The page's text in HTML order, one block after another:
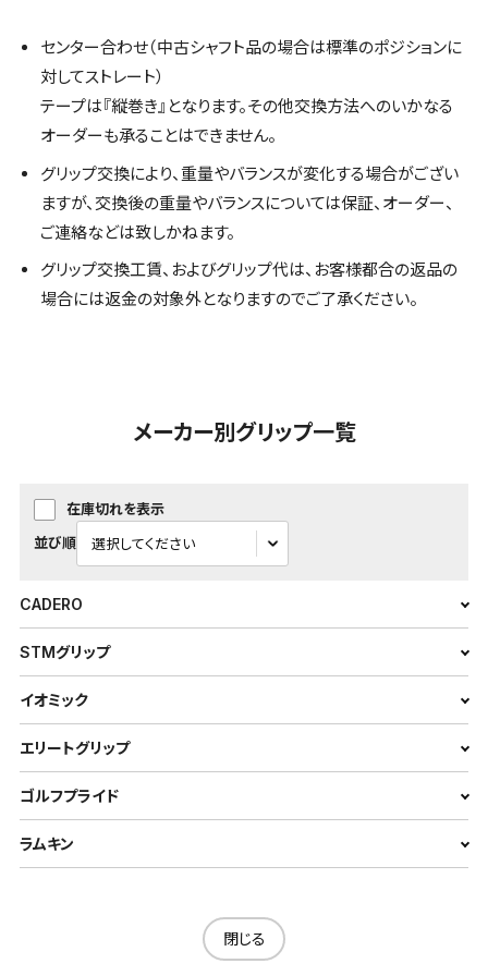
センター合わせ（中古シャフト品の場合は標準のポジションに
対してストレート）
テープは『縦巻き』となります。その他交換方法へのいかなる
オーダーも承ることはできません。
グリップ交換により、重量やバランスが変化する場合がござい
ますが、交換後の重量やバランスについては保証、オーダー、
ご連絡などは致しかねます。
グリップ交換工賃、およびグリップ代は、お客様都合の返品の
場合には返金の対象外となりますのでご了承ください。
メーカー別グリップ一覧
在庫切れを表示
並び順
CADERO
STMグリップ
イオミック
エリートグリップ
ゴルフプライド
ラムキン
閉じる